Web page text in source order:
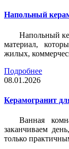
Напольный
Напольный
материал,
жилых,
Подробнее
08.01.2026
Керамогранит
Ванная
заканчиваем
только